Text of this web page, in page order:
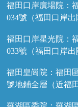
福田口岸廣場院：
034號（福田口岸出
福田口岸星光院：
033號（福田口岸出
福田皇崗院：福田
號地鋪全層（近福